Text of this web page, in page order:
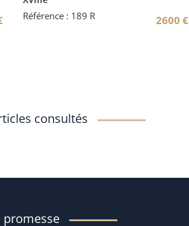
Référence : 189 R
2600 €
consultés
promesse